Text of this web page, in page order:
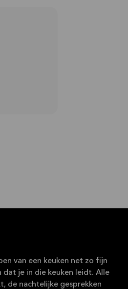
van een keuken net zo fijn
dat je in die keuken leidt. Alle
de nachtelijke gesprekken